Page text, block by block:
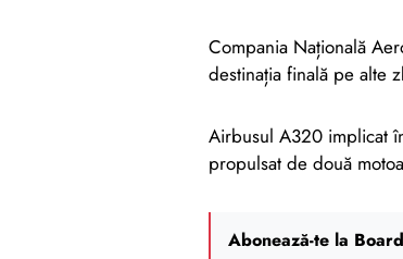
Compania Națională
destinația finală pe alte
Airbusul A320 implicat
propulsat de două
Abonează-te la